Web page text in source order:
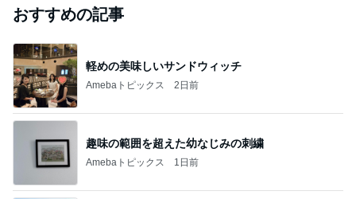
おすすめの記事
軽めの美味しいサンドウィッチ
Amebaトピックス 2日前
趣味の範囲を超えた幼なじみの刺繍
Amebaトピックス 1日前